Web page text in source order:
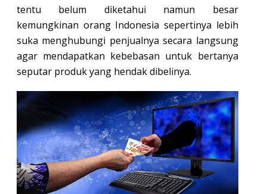
tentu belum diketahui namun besar
kemungkinan orang Indonesia sepertinya lebih
suka menghubungi penjualnya secara langsung
agar mendapatkan kebebasan untuk bertanya
seputar produk yang hendak dibelinya.